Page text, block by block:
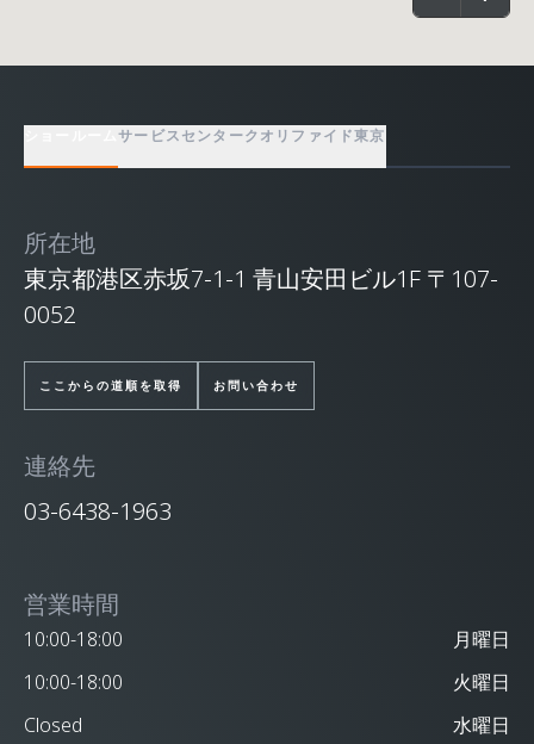
ショールームサービスセンタークオリファイド東京
所在地
東京都港区赤坂7-1-1 青山安田ビル1F 〒107-
0052
ここからの道順を取得 お問い合わせ
連絡先
03-6438-1963
営業時間
10:00-18:00
月曜日
10:00-18:00
火曜日
Closed
水曜日